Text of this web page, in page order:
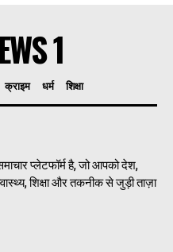
1
क्राइम धर्म शिक्षा
प्लेटफॉर्म है, जो आपको देश,
शिक्षा और तकनीक से जुड़ी ताज़ा